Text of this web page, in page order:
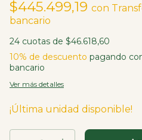
$445.499,19 con
bancario
24 cuotas de $46.618,60
10% de descuento pagando
bancario
Ver más detalles
¡Última unidad disponible!